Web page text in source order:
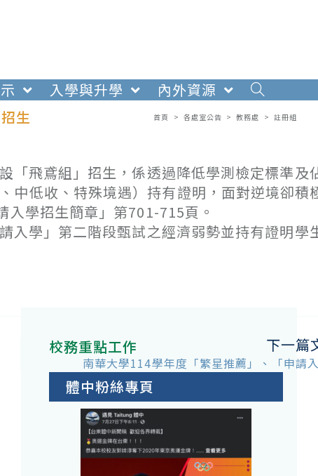
入學與升學
內外資源
生
首頁 > 各處室公告 > 教務處 > 註冊組
「飛鳶組」招生，係透過降低學測檢定標準及
中低收、特殊境遇）持有證明，面對逆境卻積
學招生簡章」第701-715頁。
入學」第二階段甄試之經濟弱勢並持有證明學
下一篇
南華大學114學年度「繁星推薦」、「申請
校務重點工作
體中粉絲專頁